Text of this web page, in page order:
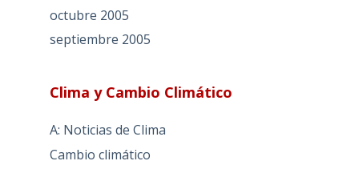
octubre 2005
septiembre 2005
Clima y Cambio Climático
A: Noticias de Clima
Cambio climático